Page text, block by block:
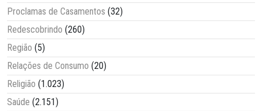
Proclamas de Casamentos (32)
Redescobrindo (260)
Região (5)
Relações de Consumo (20)
Religião (1.023)
Saúde (2.151)